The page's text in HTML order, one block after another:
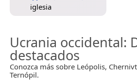
iglesia
Ucrania occidental:
destacados
Conozca más sobre Leópolis,
Ternópil.